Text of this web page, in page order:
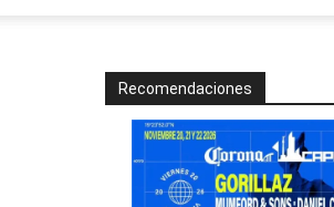
Recomendaciones